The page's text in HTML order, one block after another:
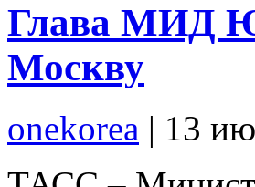
Глава МИД
Москву
onekorea | 13